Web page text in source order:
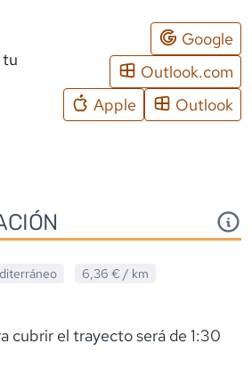
tu
Google
Outlook.com
Apple
Outlook
6,36 € / km
cubrir el trayecto será de 1:30